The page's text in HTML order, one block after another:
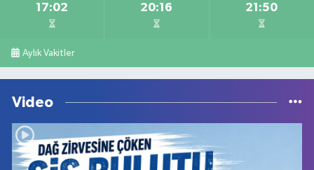
17:02 20:16 21:50
Aylık Vakitler
Video